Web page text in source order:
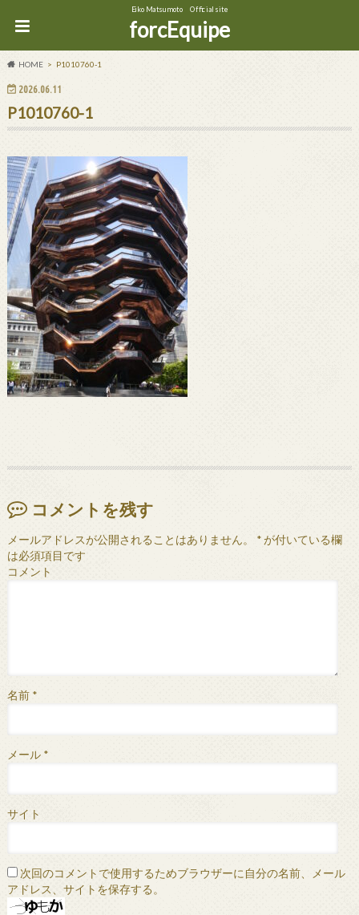
Eiko Matsumoto Official site
forcEquipe
HOME P1010760-1
2026.06.11
P1010760-1
コメントを残す
メールアドレスが公開されることはありません。 *が付いている欄
は必須項目です
コメント
名前 *
メール *
サイト
次回のコメントで使用するためブラウザーに自分の名前、メール
アドレス、サイトを保存する。